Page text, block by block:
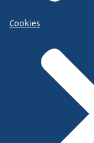
Cookies